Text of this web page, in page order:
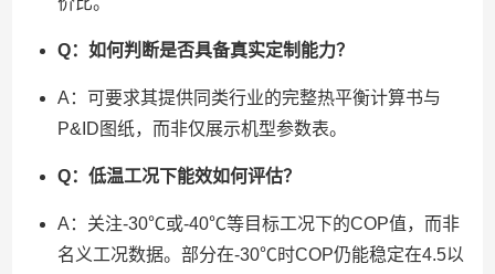
Q：如何判断是否具备真实定制能力？
A：可要求其提供同类行业的完整热平衡计算书与
P&ID图纸，而非仅展示机型参数表。
Q：低温工况下能效如何评估？
A：关注-30℃或-40℃等目标工况下的COP值，而非
名义工况数据。部分在-30℃时COP仍能稳定在4.5以